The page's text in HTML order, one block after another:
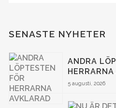
SENASTE NYHETER
ANDRA
5 augusti, 2026